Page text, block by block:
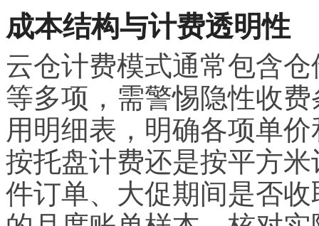
成本结构与计费透明性
云仓计费模式通常包含
等多项，需警惕隐性收
用明细表，明确各项单
按托盘计费还是按平方
件订单、大促期间是否